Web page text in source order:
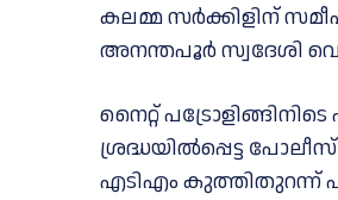
കലമ്മ സർക്കിളിന്
അനന്തപൂർ സ്വദേശി
നൈറ്റ്
ശ്രദ്ധയിൽപ്പെട്ട
എടിഎം കുത്തിതുറന്ന്